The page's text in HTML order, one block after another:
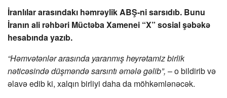
İranlılar arasındakı həmrəylik ABŞ-ni sarsıdıb. Bunu
İranın ali rəhbəri Müctəba Xamenei “X” sosial şəbəkə
hesabında yazıb.
“Həmvətənlər arasında yaranmış heyrətamiz birlik
nəticəsində düşməndə sarsıntı əmələ gəlib”, – o bildirib və
əlavə edib ki, xalqın birliyi daha da möhkəmlənəcək.